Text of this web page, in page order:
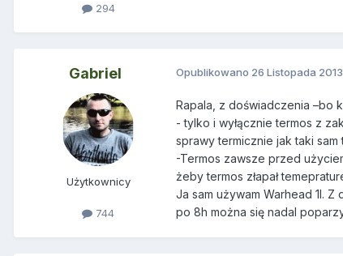
294
Gabriel
Użytkownicy
744
Opublikowano 26 Listopada 2013
Rapala, z doświadczenia –bo
- tylko i wyłącznie termos z
sprawy termicznie jak taki
-Termos zawsze przed
żeby termos złapał
Ja sam używam Warhead 1l.
po 8h można się nadal